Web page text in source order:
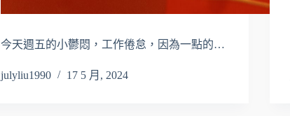
今天週五的小鬱悶，工作倦怠，因為一點的…
julyliu1990 17 5 月, 2024